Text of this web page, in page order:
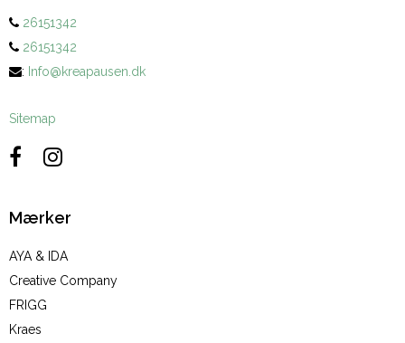
26151342
26151342
: Info@kreapausen.dk
Sitemap
Mærker
AYA & IDA
Creative Company
FRIGG
Kraes